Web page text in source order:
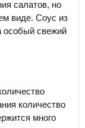
салатов, но
виде. Соус из
особый свежий
количество
много